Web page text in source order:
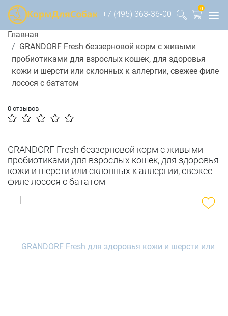
+7 (495) 363-36-00
0
Главная
GRANDORF Fresh беззерновой корм с живыми
пробиотиками для взрослых кошек, для здоровья
кожи и шерсти или склонных к аллергии, свежее филе
лосося с бататом
0 отзывов
GRANDORF Fresh беззерновой корм с живыми
пробиотиками для взрослых кошек, для здоровья
кожи и шерсти или склонных к аллергии, свежее
филе лосося с бататом